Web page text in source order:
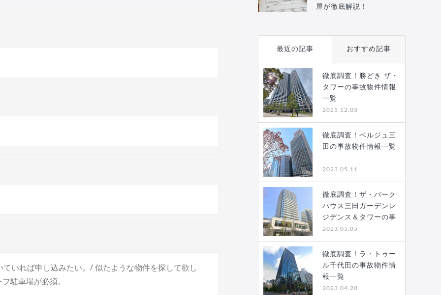
屋が徹底解説！
最近の記事 おすすめ記事
徹底調査！勝どき ザ・
タワーの事故物件情報
一覧
2025.12.05
徹底調査！ベルジュ三
田の事故物件情報一覧
2023.05.11
徹底調査！ザ・パーク
ハウス三田ガーデンレ
ジデンス＆タワーの事
故…
2023.05.05
徹底調査！ラ・トゥー
ル千代田の事故物件情
報一覧
2023.04.20